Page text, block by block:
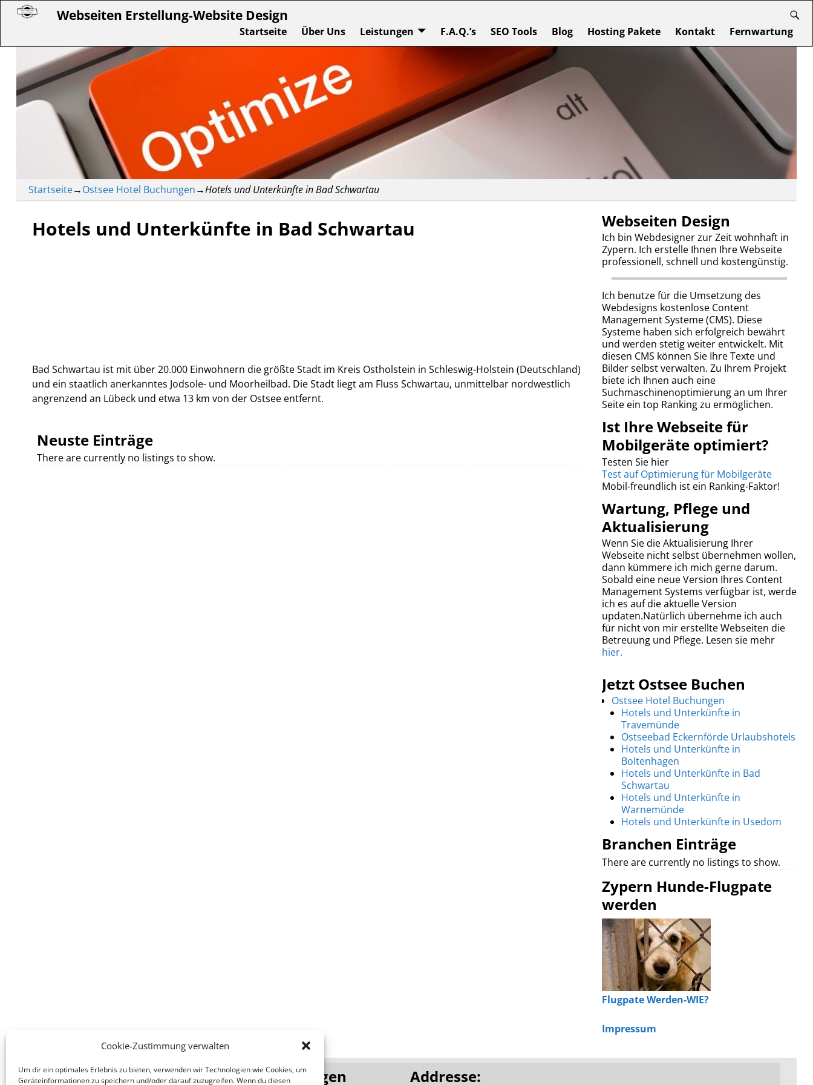
Cookie-Zustimmung verwalten
Um dir ein optimales Erlebnis zu bieten, verwenden wir Technologien wie Cookies, um
Geräteinformationen zu speichern und/oder darauf zuzugreifen. Wenn du diesen
Webseiten Erstellung-Website Design
Startseite Über Uns Leistungen F.A.Q.’s SEO Tools Blog Hosting Pakete Kontakt Fernwartung
Startseite→Ostsee Hotel Buchungen→Hotels und Unterkünfte in Bad Schwartau
Hotels und Unterkünfte in Bad Schwartau
Bad Schwartau ist mit über 20.000 Einwohnern die größte Stadt im Kreis Ostholstein in Schleswig-Holstein (Deutschland)
und ein staatlich anerkanntes Jodsole- und Moorheilbad. Die Stadt liegt am Fluss Schwartau, unmittelbar nordwestlich
angrenzend an Lübeck und etwa 13 km von der Ostsee entfernt.
Neuste Einträge
There are currently no listings to show.
Webseiten Design
Ich bin Webdesigner zur Zeit wohnhaft in
Zypern. Ich erstelle Ihnen Ihre Webseite
professionell, schnell und kostengünstig.
Ich benutze für die Umsetzung des
Webdesigns kostenlose Content
Management Systeme (CMS). Diese
Systeme haben sich erfolgreich bewährt
und werden stetig weiter entwickelt. Mit
diesen CMS können Sie Ihre Texte und
Bilder selbst verwalten. Zu Ihrem Projekt
biete ich Ihnen auch eine
Suchmaschinenoptimierung an um Ihrer
Seite ein top Ranking zu ermöglichen.
Ist Ihre Webseite für
Mobilgeräte optimiert?
Testen Sie hier
Test auf Optimierung für Mobilgeräte
Mobil-freundlich ist ein Ranking-Faktor!
Wartung, Pflege und
Aktualisierung
Wenn Sie die Aktualisierung Ihrer
Webseite nicht selbst übernehmen wollen,
dann kümmere ich mich gerne darum.
Sobald eine neue Version Ihres Content
Management Systems verfügbar ist, werde
ich es auf die aktuelle Version
updaten.Natürlich übernehme ich auch
für nicht von mir erstellte Webseiten die
Betreuung und Pflege. Lesen sie mehr
hier.
Jetzt Ostsee Buchen
Ostsee Hotel Buchungen
Hotels und Unterkünfte in
Travemünde
Ostseebad Eckernförde Urlaubshotels
Hotels und Unterkünfte in
Boltenhagen
Hotels und Unterkünfte in Bad
Schwartau
Hotels und Unterkünfte in
Warnemünde
Hotels und Unterkünfte in Usedom
Branchen Einträge
There are currently no listings to show.
Zypern Hunde-Flugpate
werden
Flugpate Werden-WIE?
Impressum
Legales Dienstleistungen Addresse: